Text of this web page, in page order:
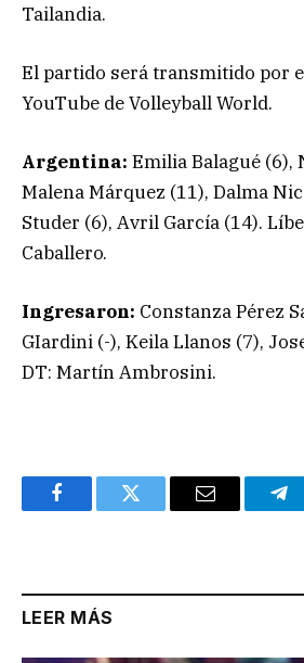
Tailandia.
El partido será transmitido por
YouTube de Volleyball World.
Argentina: Emilia Balagué (6),
Malena Márquez (11), Dalma
Studer (6), Avril García (14).
Caballero.
Ingresaron: Constanza Pérez
GIardini (-), Keila Llanos (7),
DT: Martín Ambrosini.
FacebookTwitter Email
LEER MÁS